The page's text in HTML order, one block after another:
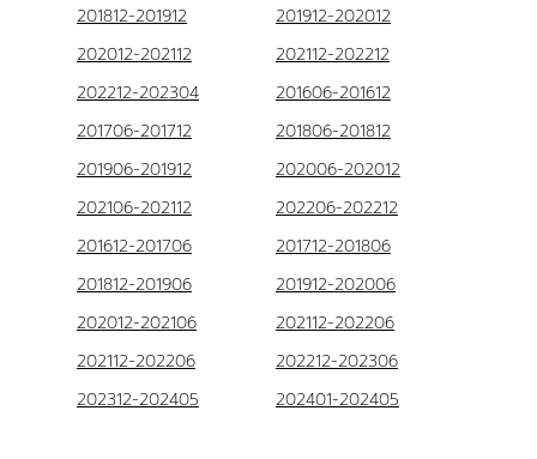
201812-201912
201912-202012
202012-202112
202112-202212
202212-202304
201606-201612
201706-201712
201806-201812
201906-201912
202006-202012
202106-202112
202206-202212
201612-201706
201712-201806
201812-201906
201912-202006
202012-202106
202112-202206
202112-202206
202212-202306
202312-202405
202401-202405